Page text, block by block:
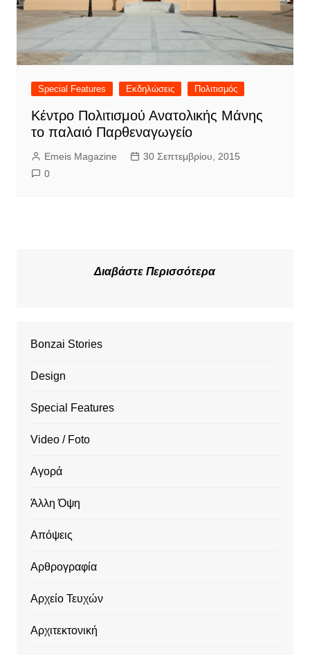
Special Features Εκδηλώσεις Πολιτισμός
Κέντρο Πολιτισμού Ανατολικής Μάνης
το παλαιό Παρθεναγωγείο
Emeis Magazine
30 Σεπτεμβρίου, 2015
0
Διαβάστε Περισσότερα
Bonzai Stories
Design
Special Features
Video / Foto
Αγορά
Άλλη Όψη
Απόψεις
Αρθρογραφία
Αρχείο Τευχών
Αρχιτεκτονική